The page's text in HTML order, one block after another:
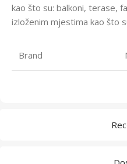
kao što su: balkoni, terase,
izloženim mjestima kao što
Brand